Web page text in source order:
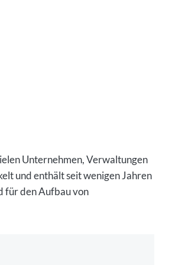
Unternehmen, Verwaltungen
und enthält seit wenigen Jahren
für den Aufbau von